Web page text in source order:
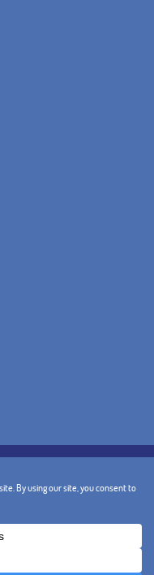
GÉNÉRALES